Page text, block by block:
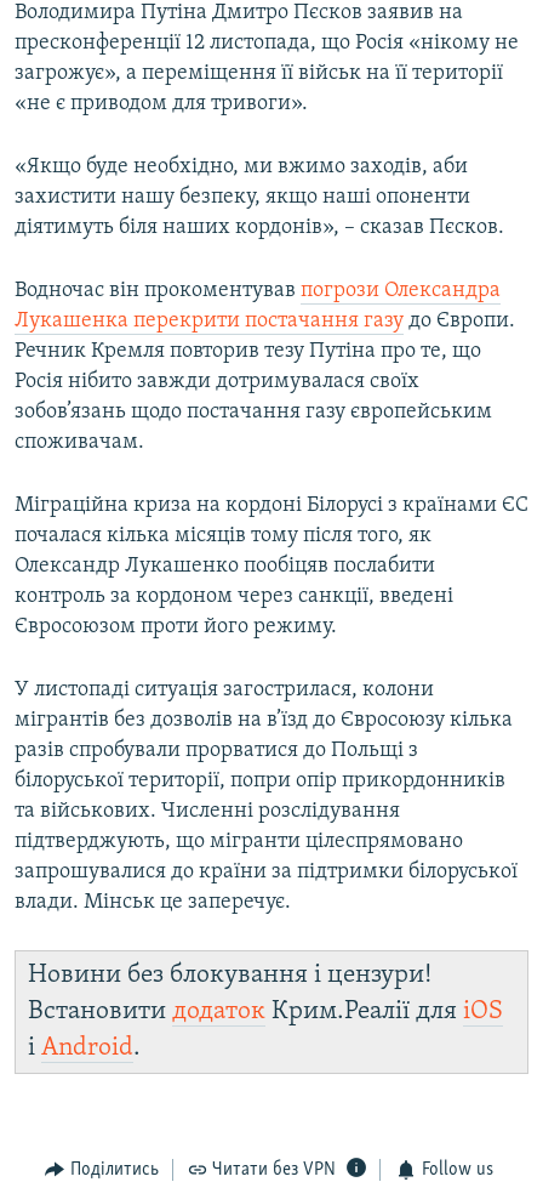
Володимира Путіна Дмитро Пєсков заявив на
пресконференції 12 листопада, що Росія «нікому не
загрожує», а переміщення її військ на її території
«не є приводом для тривоги».
«Якщо буде необхідно, ми вжимо заходів, аби
захистити нашу безпеку, якщо наші опоненти
діятимуть біля наших кордонів», – сказав Пєсков.
Водночас він прокоментував погрози Олександра
Лукашенка перекрити постачання газу до Європи.
Речник Кремля повторив тезу Путіна про те, що
Росія нібито завжди дотримувалася своїх
зобов’язань щодо постачання газу європейським
споживачам.
Міграційна криза на кордоні Білорусі з країнами ЄС
почалася кілька місяців тому після того, як
Олександр Лукашенко пообіцяв послабити
контроль за кордоном через санкції, введені
Євросоюзом проти його режиму.
У листопаді ситуація загострилася, колони
мігрантів без дозволів на в’їзд до Євросоюзу кілька
разів спробували прорватися до Польщі з
білоруської території, попри опір прикордонників
та військових. Численні розслідування
підтверджують, що мігранти цілеспрямовано
запрошувалися до країни за підтримки білоруської
влади. Мінськ це заперечує.
Новини без блокування і цензури!
Встановити додаток Крим.Реалії для iOS
і Android.
Поділитись Читати без VPN Follow us